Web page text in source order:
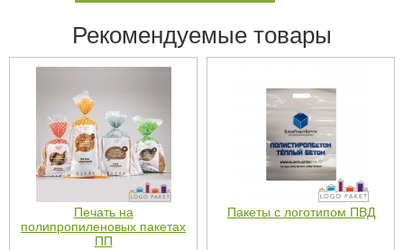
Рекомендуемые товары
Печать на
полипропиленовых пакетах
ПП
Пакеты с логотипом ПВД